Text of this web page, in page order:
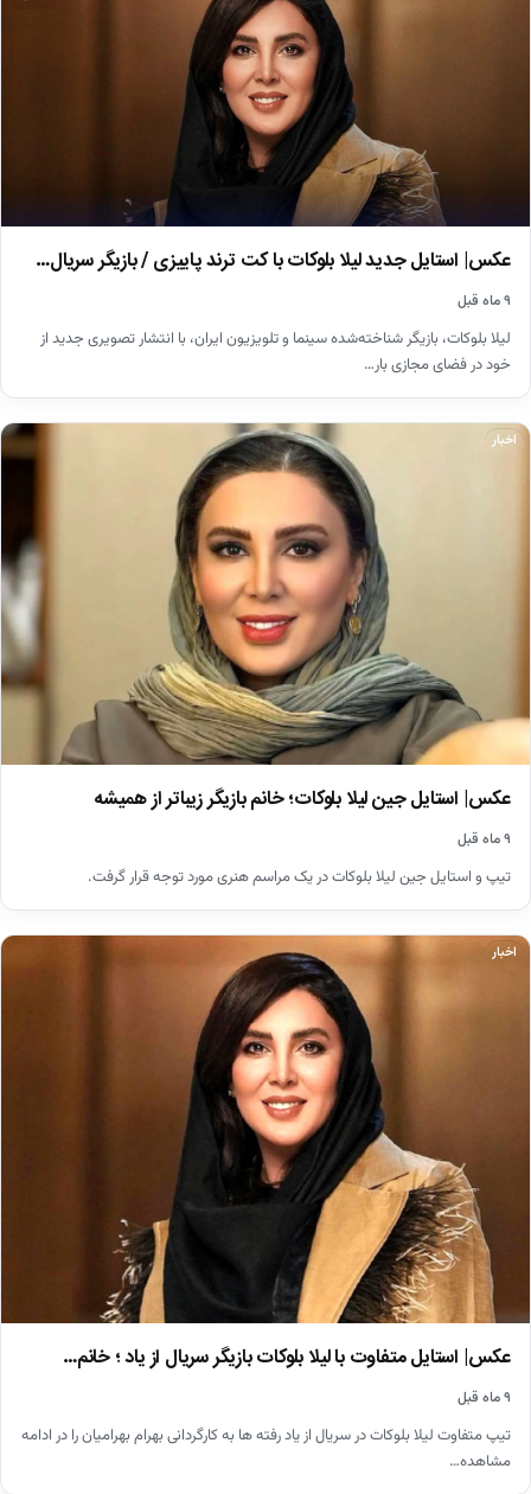
عکس| استایل جدید لیلا بلوکات با کت ترند پاییزی / بازیگر سریال…
۹ ماه قبل
لیلا بلوکات، بازیگر شناخته‌شده سینما و تلویزیون ایران، با انتشار تصویری جدید از
خود در فضای مجازی بار…
اخبار
عکس| استایل جین لیلا بلوکات؛ خانم بازیگر زیباتر از همیشه
۹ ماه قبل
تیپ و استایل جین لیلا بلوکات در یک مراسم هنری مورد توجه قرار گرفت.
اخبار
عکس| استایل متفاوت با لیلا بلوکات بازیگر سریال از یاد ؛ خانم…
۹ ماه قبل
تیپ متفاوت لیلا بلوکات در سریال از یاد رفته ها به کارگردانی بهرام بهرامیان را در ادامه
مشاهده…